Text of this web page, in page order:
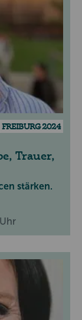
FREIBURG 2024
Trauer,
stärken.